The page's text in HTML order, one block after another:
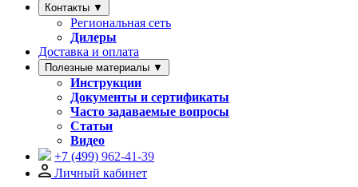
Контакты ▼
Региональная сеть
Дилеры
Доставка и оплата
Полезные материалы ▼
Инструкции
Документы и сертификаты
Часто задаваемые вопросы
Статьи
Видео
+7 (499) 962-41-39
Личный кабинет